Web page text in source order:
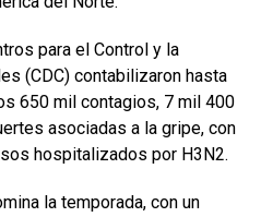
para el Control y la
(CDC) contabilizaron hasta
650 mil contagios, 7 mil 400
asociadas a la gripe, con
hospitalizados por H3N2.
la temporada, con un